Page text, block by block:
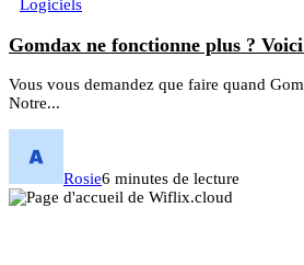
Logiciels
Gomdax ne fonctionne plus ?
Vous vous demandez que faire quand
Notre...
Rosie6 minutes de lecture